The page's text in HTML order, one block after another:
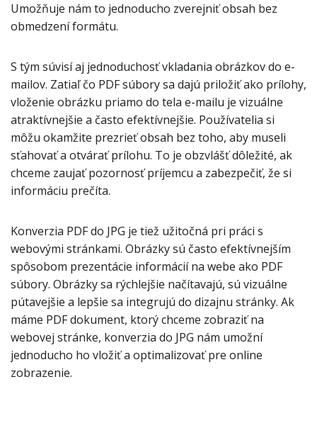
Umožňuje nám to jednoducho zverejniť obsah bez
obmedzení formátu.
S tým súvisí aj jednoduchosť vkladania obrázkov do e-
mailov. Zatiaľ čo PDF súbory sa dajú priložiť ako prílohy,
vloženie obrázku priamo do tela e-mailu je vizuálne
atraktívnejšie a často efektívnejšie. Používatelia si
môžu okamžite prezrieť obsah bez toho, aby museli
sťahovať a otvárať prílohu. To je obzvlášť dôležité, ak
chceme zaujať pozornosť príjemcu a zabezpečiť, že si
informáciu prečíta.
Konverzia PDF do JPG je tiež užitočná pri práci s
webovými stránkami. Obrázky sú často efektívnejším
spôsobom prezentácie informácií na webe ako PDF
súbory. Obrázky sa rýchlejšie načítavajú, sú vizuálne
pútavejšie a lepšie sa integrujú do dizajnu stránky. Ak
máme PDF dokument, ktorý chceme zobraziť na
webovej stránke, konverzia do JPG nám umožní
jednoducho ho vložiť a optimalizovať pre online
zobrazenie.